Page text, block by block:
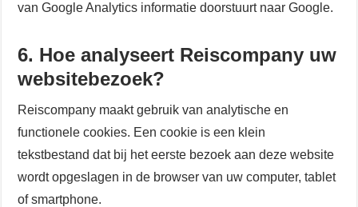
van Google Analytics informatie doorstuurt naar Google.
6. Hoe analyseert Reiscompany uw
websitebezoek?
Reiscompany maakt gebruik van analytische en
functionele cookies. Een cookie is een klein
tekstbestand dat bij het eerste bezoek aan deze website
wordt opgeslagen in de browser van uw computer, tablet
of smartphone.